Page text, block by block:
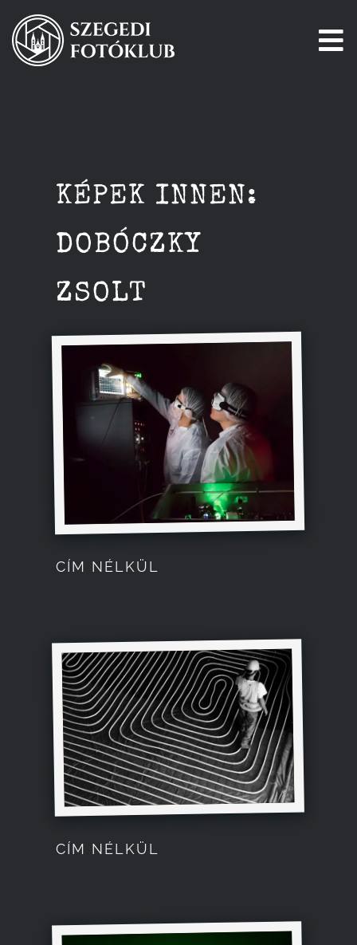
Kihagyás
Pályázatok
Tagjaink
Csatlakozz!
Történetünk
Kapcsolat
KÉPEK INNEN:
DOBÓCZKY
ZSOLT
CÍM NÉLKÜL
CÍM NÉLKÜL